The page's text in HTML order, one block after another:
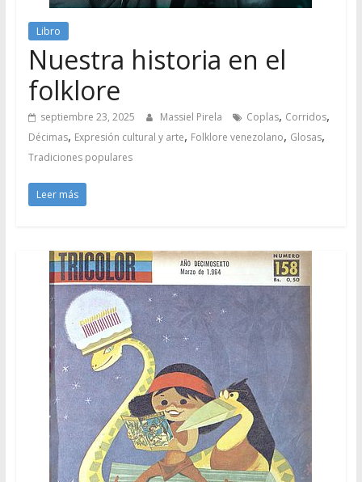
Libro
Nuestra historia en el
folklore
septiembre 23, 2025 Massiel Pirela Coplas, Corridos,
Décimas, Expresión cultural y arte, Folklore venezolano, Glosas,
Tradiciones populares
Leer más